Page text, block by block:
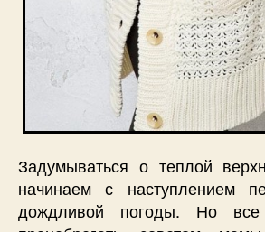
Задумываться о теплой
начинаем с наступлением
дождливой погоды. Но